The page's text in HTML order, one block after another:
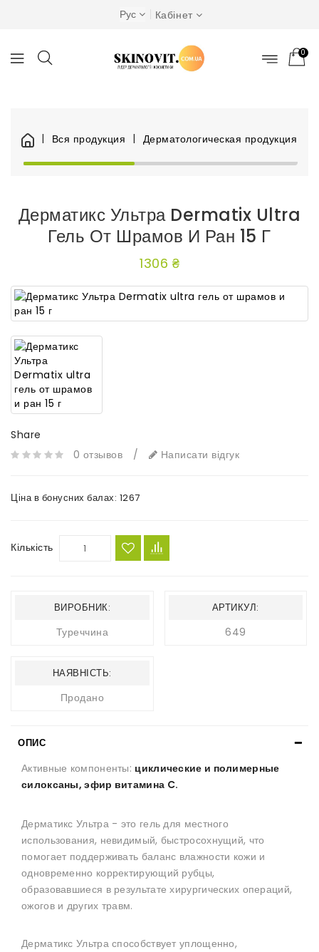
Рус Кабінет
0
Вся продукция Дерматологическая продукция
Дерматикс Ультра Dermatix Ultra
Гель От Шрамов И Ран 15 Г
1306 ₴
Share
0 отзывов
/ Написати відгук
Ціна в бонусних балах: 1267
Кількість
ВИРОБНИК:
Туреччина
АРТИКУЛ:
649
НАЯВНІСТЬ:
Продано
ОПИС
Активные компоненты: циклические и полимерные
силоксаны, эфир витамина C.
Дерматикс Ультра - это гель для местного
использования, невидимый, быстросохнущий, что
помогает поддерживать баланс влажности кожи и
одновременно корректирующий рубцы,
образовавшиеся в результате хирургических операций,
ожогов и других травм.
Дерматикс Ультра способствует уплощенно,